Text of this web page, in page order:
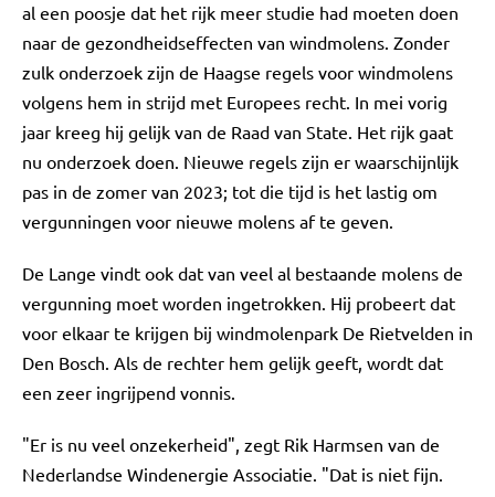
al een poosje dat het rijk meer studie had moeten doen
naar de gezondheidseffecten van windmolens. Zonder
zulk onderzoek zijn de Haagse regels voor windmolens
volgens hem in strijd met Europees recht. In mei vorig
jaar kreeg hij gelijk van de Raad van State. Het rijk gaat
nu onderzoek doen. Nieuwe regels zijn er waarschijnlijk
pas in de zomer van 2023; tot die tijd is het lastig om
vergunningen voor nieuwe molens af te geven.
De Lange vindt ook dat van veel al bestaande molens de
vergunning moet worden ingetrokken. Hij probeert dat
voor elkaar te krijgen bij windmolenpark De Rietvelden in
Den Bosch. Als de rechter hem gelijk geeft, wordt dat
een zeer ingrijpend vonnis.
"Er is nu veel onzekerheid", zegt Rik Harmsen van de
Nederlandse Windenergie Associatie. "Dat is niet fijn.